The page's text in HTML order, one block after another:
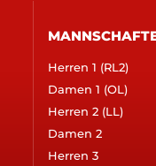
Herren 1 (RL2)
Damen 1 (OL)
Herren 2 (LL)
Damen 2
Herren 3